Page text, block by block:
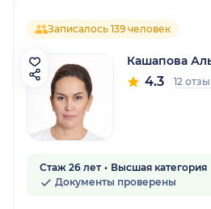
Записалось 139 человек
Кашапова
4.3 12
Стаж 26 лет
Высшая категория
Документы проверены